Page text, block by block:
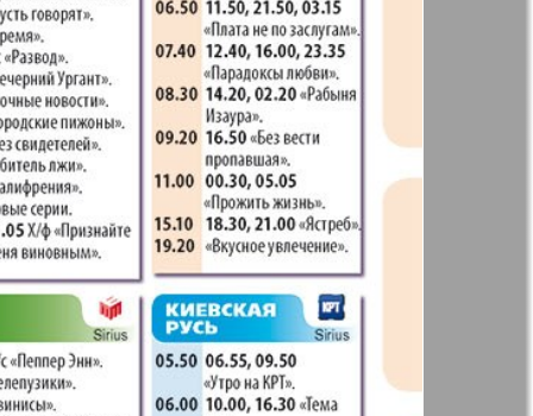
41
47 48
53
59
Англия
Аугсбург-сити
Будь здоров
info Вечерняя газета